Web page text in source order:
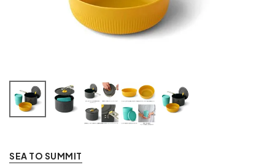
SEA TO SUMMIT